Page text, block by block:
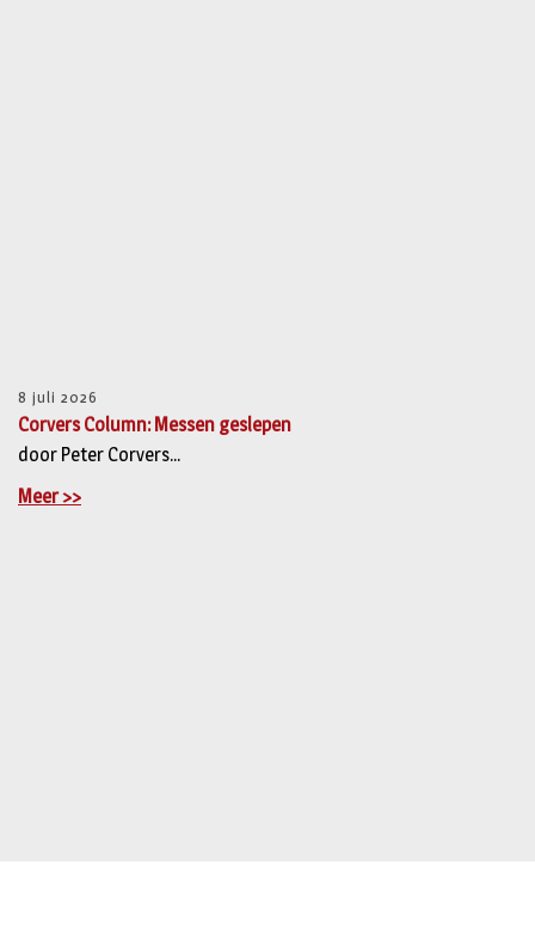
8 juli 2026
Corvers Column: Messen geslepen
door Peter Corvers...
Meer >>